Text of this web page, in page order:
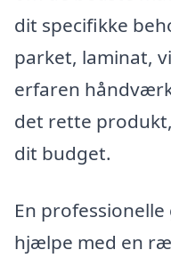
dit specifikke
parket, laminat,
erfaren
det rette
dit budget.
En
hjælpe med en